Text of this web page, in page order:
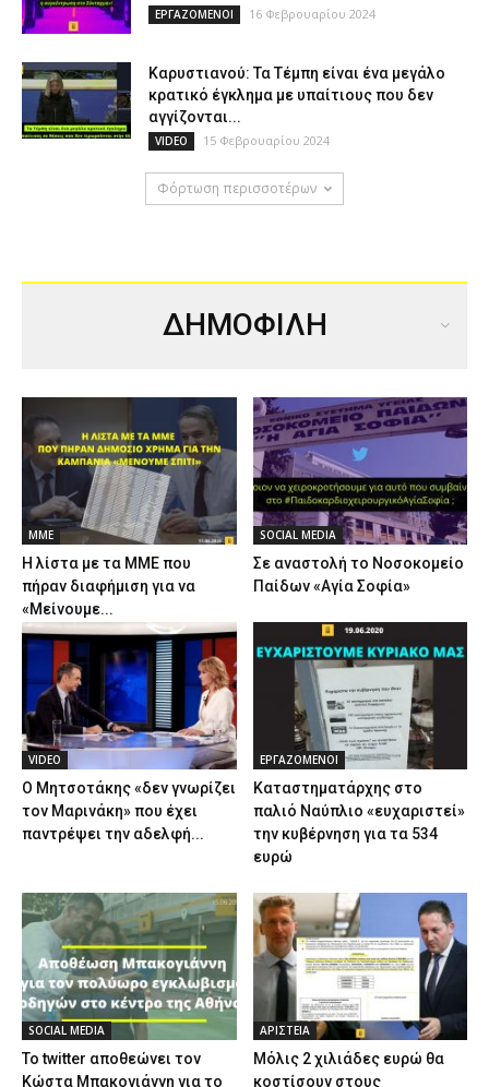
ΕΡΓΑΖΟΜΕΝΟΙ 16 Φεβρουαρίου 2024
Καρυστιανού: Τα Τέμπη είναι ένα μεγάλο
κρατικό έγκλημα με υπαίτιους που δεν
αγγίζονται...
VIDEO 15 Φεβρουαρίου 2024
Φόρτωση περισσοτέρων
ΔΗΜΟΦΙΛΗ
ΜΜΕ
Η λίστα με τα ΜΜΕ που
πήραν διαφήμιση για να
«Μείνουμε...
SOCIAL MEDIA
Σε αναστολή το Νοσοκομείο
Παίδων «Αγία Σοφία»
VIDEO
Ο Μητσοτάκης «δεν γνωρίζει
τον Μαρινάκη» που έχει
παντρέψει την αδελφή...
ΕΡΓΑΖΟΜΕΝΟΙ
Καταστηματάρχης στο
παλιό Ναύπλιο «ευχαριστεί»
την κυβέρνηση για τα 534
ευρώ
SOCIAL MEDIA
Το twitter αποθεώνει τον
Κώστα Μπακογιάννη για το
ΑΡΙΣΤΕΙΑ
Μόλις 2 χιλιάδες ευρώ θα
κοστίσουν στους